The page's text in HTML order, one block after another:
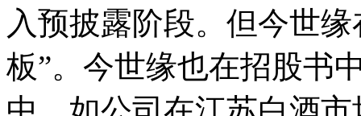
入预披露阶段。但今世
板”。今世缘也在招股书